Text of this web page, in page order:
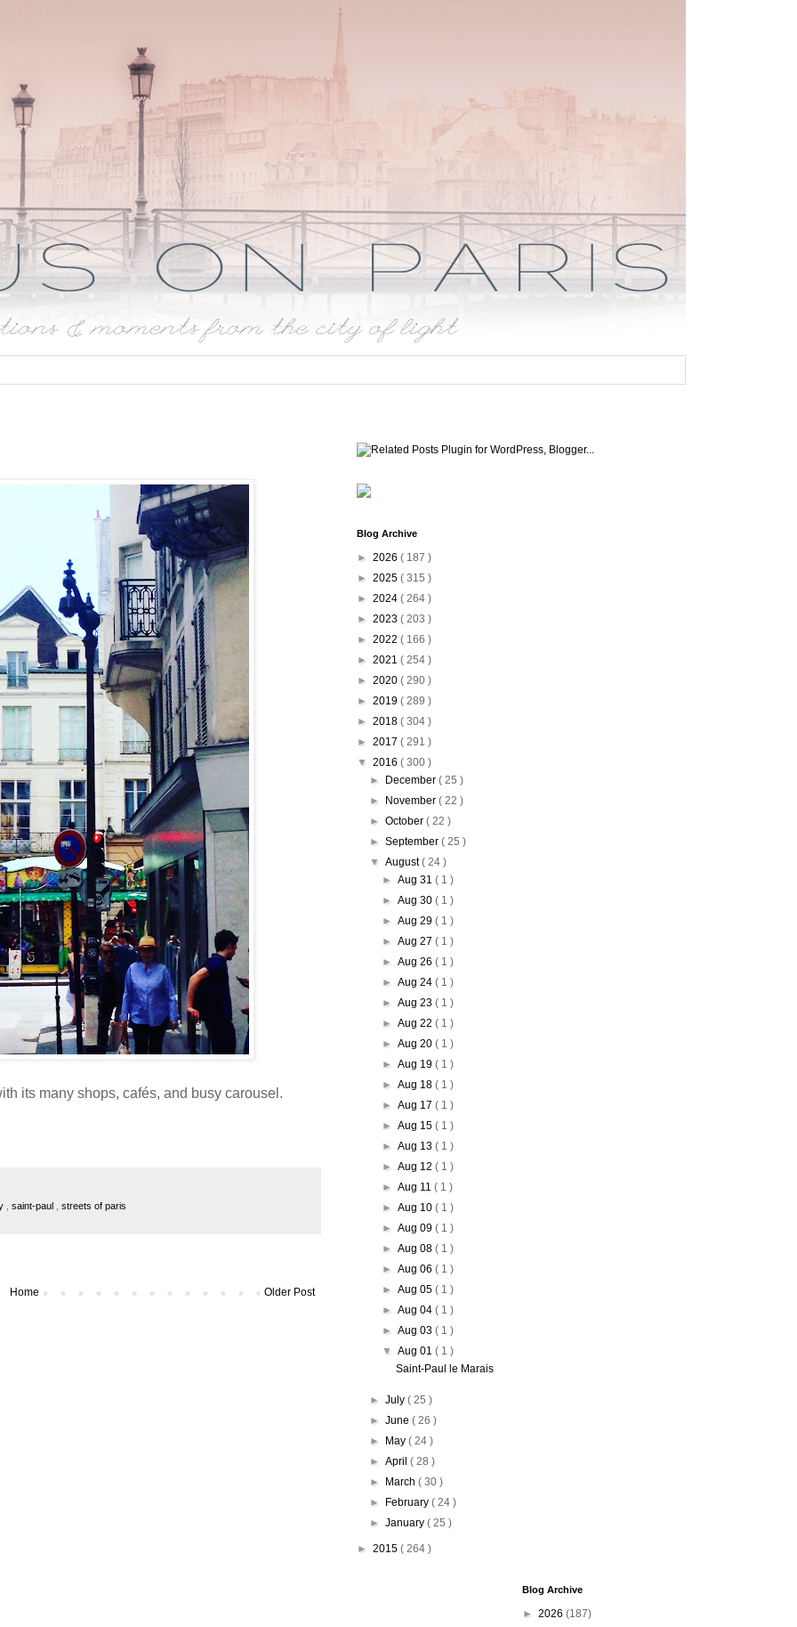
its many shops, cafés, and busy carousel.
, saint-paul , streets of paris
Older Post
Home
Blog Archive
► 2026 ( 187 )
► 2025 ( 315 )
► 2024 ( 264 )
► 2023 ( 203 )
► 2022 ( 166 )
► 2021 ( 254 )
► 2020 ( 290 )
► 2019 ( 289 )
► 2018 ( 304 )
► 2017 ( 291 )
▼ 2016 ( 300 )
►
December ( 25 )
►
November ( 22 )
► October ( 22 )
► September ( 25 )
▼ August( 24 )
►Aug 31( 1 )
►Aug 30( 1 )
►Aug 29( 1 )
►Aug 27( 1 )
►Aug 26( 1 )
►Aug 24( 1 )
►Aug 23( 1 )
►Aug 22( 1 )
►Aug 20( 1 )
►Aug 19( 1 )
►Aug 18( 1 )
►Aug 17( 1 )
►Aug 15( 1 )
►Aug 13( 1 )
►Aug 12( 1 )
►Aug 11( 1 )
►Aug 10( 1 )
►Aug 09( 1 )
►Aug 08( 1 )
►Aug 06( 1 )
►Aug 05( 1 )
►Aug 04( 1 )
►Aug 03( 1 )
▼Aug 01( 1 )
Saint-Paul le Marais
► July ( 25 )
► June ( 26 )
►
May ( 24 )
► April ( 28 )
►
March ( 30 )
►
February ( 24 )
► January ( 25 )
► 2015 ( 264 )
Blog Archive
► 2026 (187)